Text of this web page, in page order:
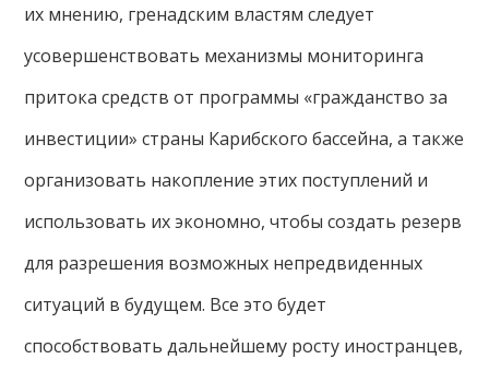
их мнению, гренадским властям следует
усовершенствовать механизмы мониторинга
притока средств от программы «гражданство за
инвестиции» страны Карибского бассейна, а также
организовать накопление этих поступлений и
использовать их экономно, чтобы создать резерв
для разрешения возможных непредвиденных
ситуаций в будущем. Все это будет
способствовать дальнейшему росту иностранцев,